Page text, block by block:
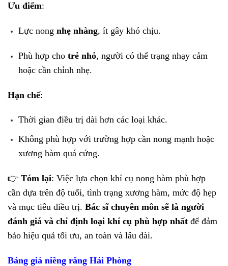
Ưu điểm:
Lực nong nhẹ nhàng, ít gây khó chịu.
Phù hợp cho trẻ nhỏ, người có thể trạng nhạy cảm
hoặc cần chỉnh nhẹ.
Hạn chế:
Thời gian điều trị dài hơn các loại khác.
Không phù hợp với trường hợp cần nong mạnh hoặc
xương hàm quá cứng.
👉 Tóm lại: Việc lựa chọn khí cụ nong hàm phù hợp
cần dựa trên độ tuổi, tình trạng xương hàm, mức độ hẹp
và mục tiêu điều trị. Bác sĩ chuyên môn sẽ là người
đánh giá và chỉ định loại khí cụ phù hợp nhất để đảm
bảo hiệu quả tối ưu, an toàn và lâu dài.
Bảng giá niềng răng Hải Phòng